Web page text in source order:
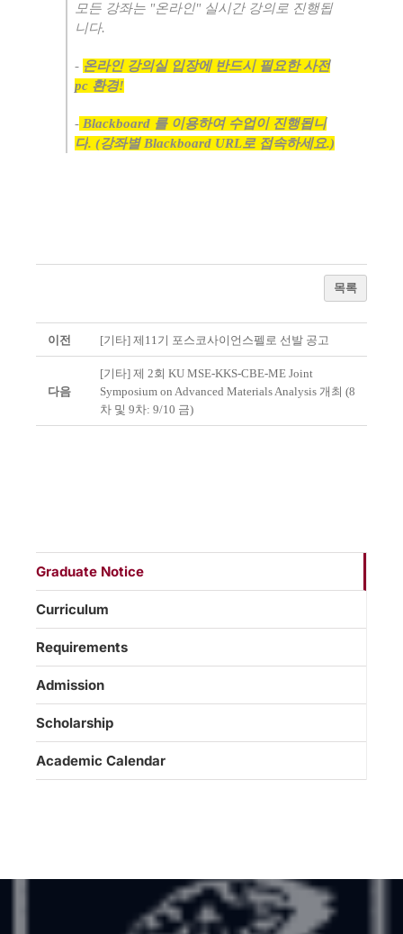
모든 강좌는 "온라인" 실시간 강의로 진행됩
니다.
- 온라인 강의실 입장에 반드시 필요한 사전
pc 환경!
- Blackboard 를 이용하여 수업이 진행됩니
다. (강좌별Blackboard URL로 접속하세요.)
목록
이전 [기타] 제11기 포스코사이언스펠로 선발 공고
다음
[기타] 제 2회 KU MSE-KKS-CBE-ME Joint
Symposium on Advanced Materials Analysis 개최 (8
차 및 9차: 9/10 금)
Graduate Notice
Curriculum
Requirements
Admission
Scholarship
Academic Calendar